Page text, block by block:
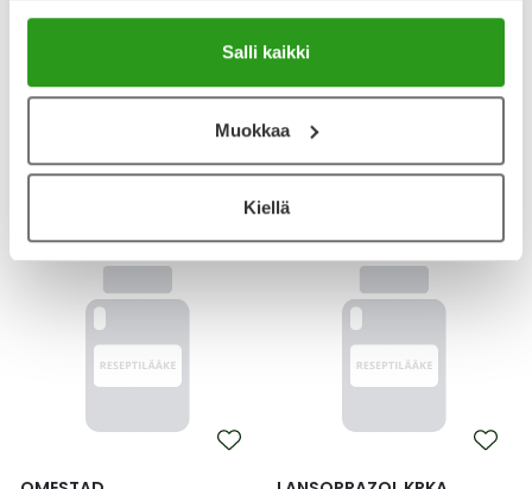
Salli kaikki
Muokkaa
Kiellä
RABEPRAZOL KRKA
Alk. 6,37 €
GASTERIX
GASTERIX ENTEROKAPSELI
Alk. 15,41 €
Reseptilääke Reseptilääke